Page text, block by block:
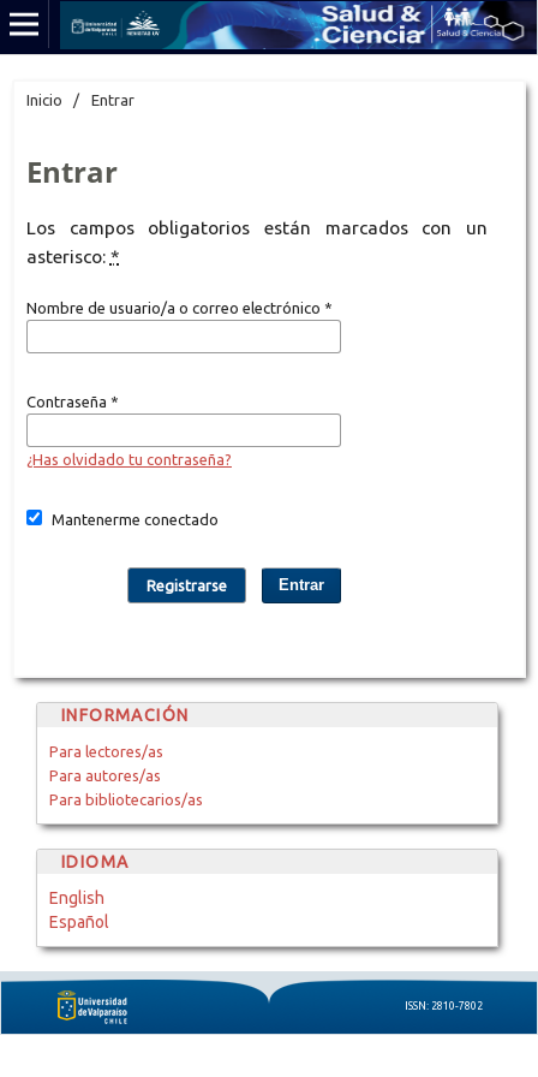
Inicio / Entrar
Entrar
Los campos obligatorios están marcados con un
asterisco: *
Nombre de usuario/a o correo electrónico *
Contraseña *
¿Has olvidado tu contraseña?
Mantenerme conectado
Entrar
Registrarse
INFORMACIÓN
Para lectores/as
Para autores/as
Para bibliotecarios/as
IDIOMA
English
Español
ISSN: 2810-7802